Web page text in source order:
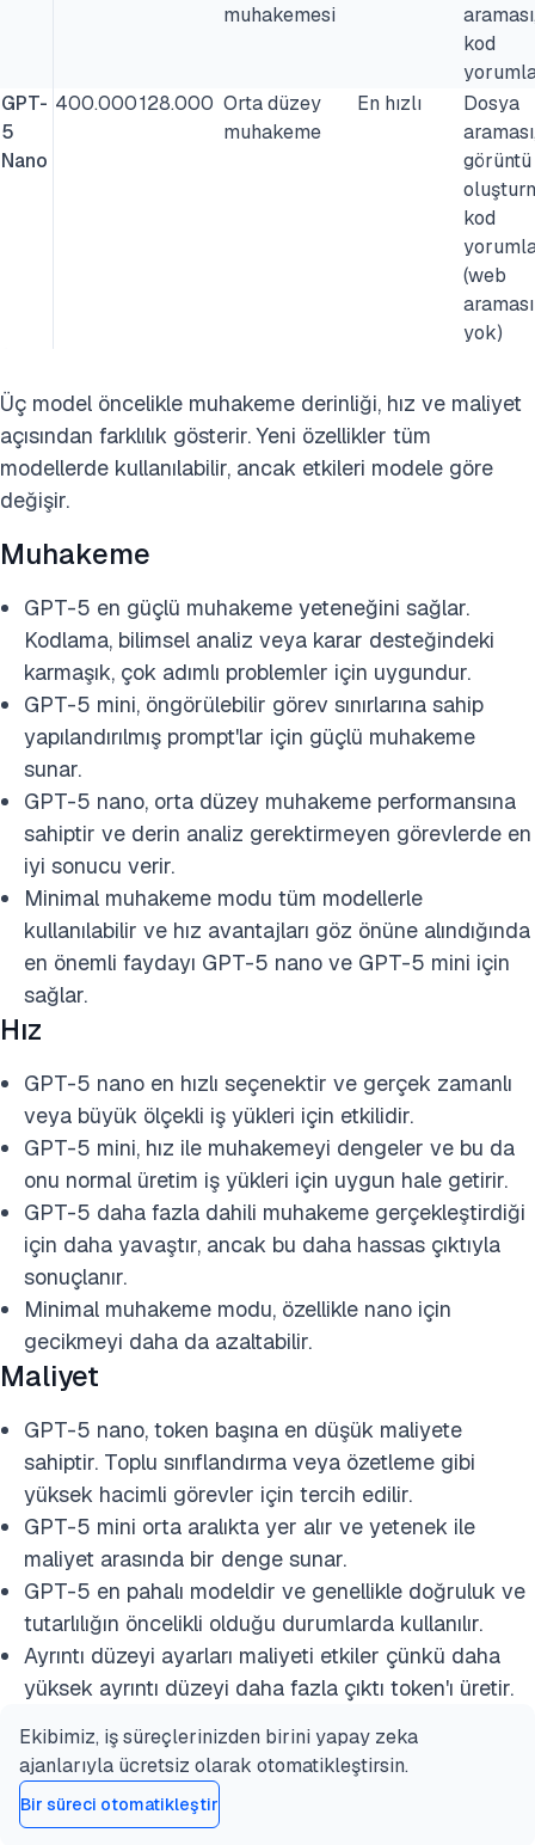
muhakemesi
kod
GPT-
5
Nano
400.000128.000 Orta düzey
muhakeme
En hızlı
Dosya
görüntü
kod
(web
araması
yok)
Üç model öncelikle muhakeme derinliği, hız ve maliyet
açısından farklılık gösterir. Yeni özellikler tüm
modellerde kullanılabilir, ancak etkileri modele göre
değişir.
Muhakeme
GPT-5 en güçlü muhakeme yeteneğini sağlar.
Kodlama, bilimsel analiz veya karar desteğindeki
karmaşık, çok adımlı problemler için uygundur.
GPT-5 mini, öngörülebilir görev sınırlarına sahip
yapılandırılmış prompt'lar için güçlü muhakeme
sunar.
GPT-5 nano, orta düzey muhakeme performansına
sahiptir ve derin analiz gerektirmeyen görevlerde en
iyi sonucu verir.
Minimal muhakeme modu tüm modellerle
kullanılabilir ve hız avantajları göz önüne alındığında
en önemli faydayı GPT-5 nano ve GPT-5 mini için
sağlar.
Hız
GPT-5 nano en hızlı seçenektir ve gerçek zamanlı
veya büyük ölçekli iş yükleri için etkilidir.
GPT-5 mini, hız ile muhakemeyi dengeler ve bu da
onu normal üretim iş yükleri için uygun hale getirir.
GPT-5 daha fazla dahili muhakeme gerçekleştirdiği
için daha yavaştır, ancak bu daha hassas çıktıyla
sonuçlanır.
Minimal muhakeme modu, özellikle nano için
gecikmeyi daha da azaltabilir.
Maliyet
GPT-5 nano, token başına en düşük maliyete
sahiptir. Toplu sınıflandırma veya özetleme gibi
yüksek hacimli görevler için tercih edilir.
GPT-5 mini orta aralıkta yer alır ve yetenek ile
maliyet arasında bir denge sunar.
GPT-5 en pahalı modeldir ve genellikle doğruluk ve
tutarlılığın öncelikli olduğu durumlarda kullanılır.
Ayrıntı düzeyi ayarları maliyeti etkiler çünkü daha
yüksek ayrıntı düzeyi daha fazla çıktı token'ı üretir.
Ekibimiz, iş süreçlerinizden birini yapay zeka
ajanlarıyla ücretsiz olarak otomatikleştirsin.
Bir süreci otomatikleştir